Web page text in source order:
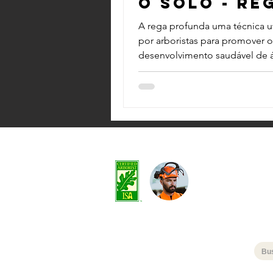
profunda
raízes
A rega profunda uma técnica
por arboristas para promover o
desenvolvimento saudável de
em solos compactados e com